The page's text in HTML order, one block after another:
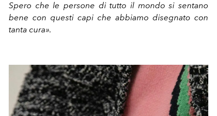
Spero che le persone di tutto il mondo si sentano
bene con questi capi che abbiamo disegnato con
tanta cura».